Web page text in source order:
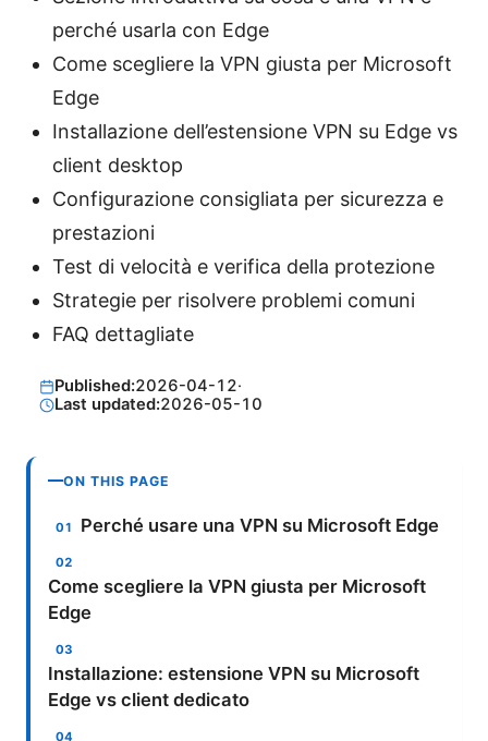
perché usarla con Edge
Come scegliere la VPN giusta per Microsoft
Edge
Installazione dell’estensione VPN su Edge vs
client desktop
Configurazione consigliata per sicurezza e
prestazioni
Test di velocità e verifica della protezione
Strategie per risolvere problemi comuni
FAQ dettagliate
Published:2026-04-12·
Last updated:2026-05-10
ON THIS PAGE
Perché usare una VPN su Microsoft Edge
Come scegliere la VPN giusta per Microsoft
Edge
Installazione: estensione VPN su Microsoft
Edge vs client dedicato